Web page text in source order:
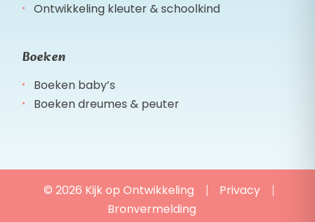
Ontwikkeling kleuter & schoolkind
Boeken
Boeken baby’s
Boeken dreumes & peuter
© 2026 Kijk op Ontwikkeling
Privacy
Bronvermelding